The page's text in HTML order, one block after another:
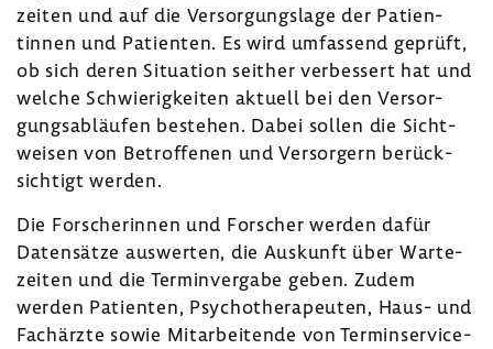
zeiten und auf die Versor­gungs­lage der Pati­en­
tinnen und Pati­enten. Es wird umfas­send geprüft,
ob sich deren Situa­tion seither verbes­sert hat und
welche Schwie­rig­keiten aktuell bei den Versor­
gungs­ab­läufen bestehen. Dabei sollen die Sicht­
weisen von Betrof­fenen und Versor­gern berück­
sich­tigt werden.
Die Forsche­rinnen und Forscher werden dafür
Daten­sätze auswerten, die Auskunft über Warte­
zeiten und die Termin­ver­gabe geben. Zudem
werden Pati­enten, Psycho­the­ra­peuten, Haus- und
Fach­ärzte sowie Mitar­bei­tende von Termin­ser­vice­